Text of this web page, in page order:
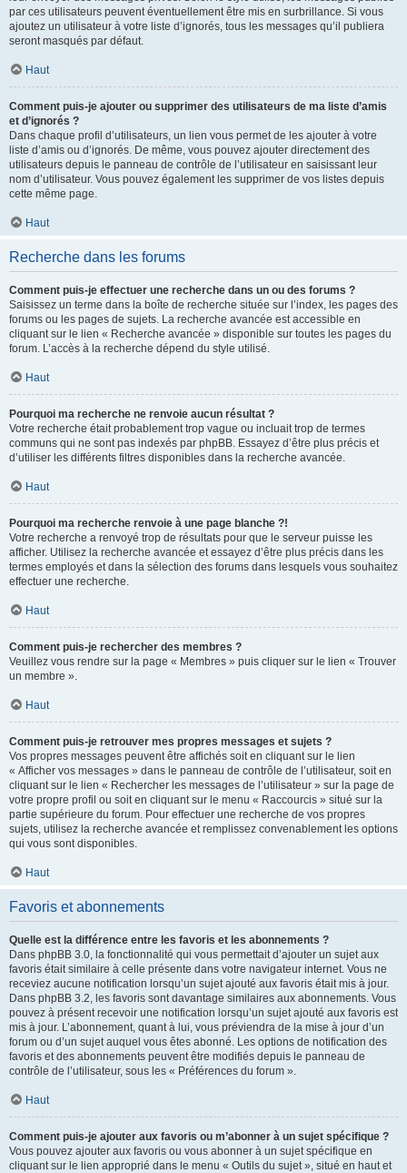
par ces utilisateurs peuvent éventuellement être mis en surbrillance. Si vous
ajoutez un utilisateur à votre liste d’ignorés, tous les messages qu’il publiera
seront masqués par défaut.
Haut
Comment puis-je ajouter ou supprimer des utilisateurs de ma liste d’amis
et d’ignorés ?
Dans chaque profil d’utilisateurs, un lien vous permet de les ajouter à votre
liste d’amis ou d’ignorés. De même, vous pouvez ajouter directement des
utilisateurs depuis le panneau de contrôle de l’utilisateur en saisissant leur
nom d’utilisateur. Vous pouvez également les supprimer de vos listes depuis
cette même page.
Haut
Recherche dans les forums
Comment puis-je effectuer une recherche dans un ou des forums ?
Saisissez un terme dans la boîte de recherche située sur l’index, les pages des
forums ou les pages de sujets. La recherche avancée est accessible en
cliquant sur le lien « Recherche avancée » disponible sur toutes les pages du
forum. L’accès à la recherche dépend du style utilisé.
Haut
Pourquoi ma recherche ne renvoie aucun résultat ?
Votre recherche était probablement trop vague ou incluait trop de termes
communs qui ne sont pas indexés par phpBB. Essayez d’être plus précis et
d’utiliser les différents filtres disponibles dans la recherche avancée.
Haut
Pourquoi ma recherche renvoie à une page blanche ?!
Votre recherche a renvoyé trop de résultats pour que le serveur puisse les
afficher. Utilisez la recherche avancée et essayez d’être plus précis dans les
termes employés et dans la sélection des forums dans lesquels vous souhaitez
effectuer une recherche.
Haut
Comment puis-je rechercher des membres ?
Veuillez vous rendre sur la page « Membres » puis cliquer sur le lien « Trouver
un membre ».
Haut
Comment puis-je retrouver mes propres messages et sujets ?
Vos propres messages peuvent être affichés soit en cliquant sur le lien
« Afficher vos messages » dans le panneau de contrôle de l’utilisateur, soit en
cliquant sur le lien « Rechercher les messages de l’utilisateur » sur la page de
votre propre profil ou soit en cliquant sur le menu « Raccourcis » situé sur la
partie supérieure du forum. Pour effectuer une recherche de vos propres
sujets, utilisez la recherche avancée et remplissez convenablement les options
qui vous sont disponibles.
Haut
Favoris et abonnements
Quelle est la différence entre les favoris et les abonnements ?
Dans phpBB 3.0, la fonctionnalité qui vous permettait d’ajouter un sujet aux
favoris était similaire à celle présente dans votre navigateur internet. Vous ne
receviez aucune notification lorsqu’un sujet ajouté aux favoris était mis à jour.
Dans phpBB 3.2, les favoris sont davantage similaires aux abonnements. Vous
pouvez à présent recevoir une notification lorsqu’un sujet ajouté aux favoris est
mis à jour. L’abonnement, quant à lui, vous préviendra de la mise à jour d’un
forum ou d’un sujet auquel vous êtes abonné. Les options de notification des
favoris et des abonnements peuvent être modifiés depuis le panneau de
contrôle de l’utilisateur, sous les « Préférences du forum ».
Haut
Comment puis-je ajouter aux favoris ou m’abonner à un sujet spécifique ?
Vous pouvez ajouter aux favoris ou vous abonner à un sujet spécifique en
cliquant sur le lien approprié dans le menu « Outils du sujet », situé en haut et